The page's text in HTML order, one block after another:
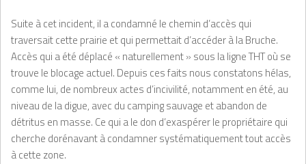
Suite à cet incident, il a condamné le chemin d’accès qui
traversait cette prairie et qui permettait d’accéder à la Bruche.
Accès qui a été déplacé « naturellement » sous la ligne THT où se
trouve le blocage actuel. Depuis ces faits nous constatons hélas,
comme lui, de nombreux actes d’incivilité, notamment en été, au
niveau de la digue, avec du camping sauvage et abandon de
détritus en masse. Ce qui a le don d’exaspérer le propriétaire qui
cherche dorénavant à condamner systématiquement tout accès
à cette zone.